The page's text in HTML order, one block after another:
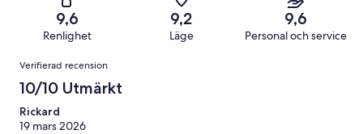
recensioner
recensioner
recensioner
betyg.
715
recensioner
9,6
Renlighet
9,2
Läge
9,6
Personal och service
Recensioner
Verifierad recension
10/10 Utmärkt
Rickard
19 mars 2026